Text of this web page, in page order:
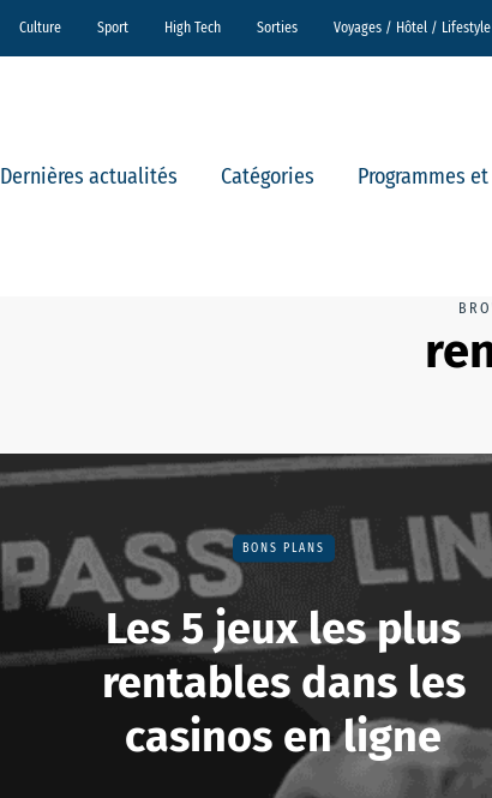
Culture Sport High Tech Sorties Voyages / Hôtel / Lifestyle
Dernières actualités Catégories Programmes
BONS PLANS
Les 5 jeux les plus
rentables dans les
casinos en ligne